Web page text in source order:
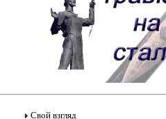
Свой взгляд